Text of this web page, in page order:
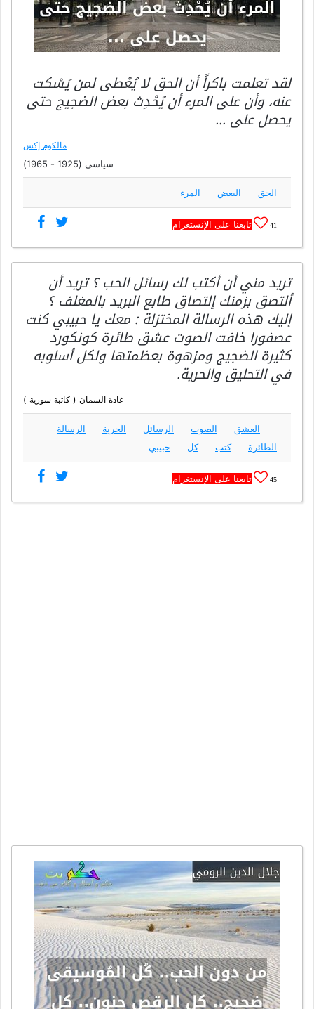
لقد تعلمت باكراً أن الحق لا يُعْطى لمن يَسْكت
عنه، وأن على المرء أن يُحْدِث بعض الضجيج حتى
يحصل على …
مالكوم إكس
سياسي (1925 - 1965)
الحق البعض المرء
41 تابعنا على الإنستغرام
تريد مني أن أكتب لك رسائل الحب ؟ تريد أن
ألتصق بزمنك إلتصاق طابع البريد بالمغلف ؟
إليك هذه الرسالة المختزلة : معك يا حبيبي كنت
عصفورا خافت الصوت عشق طائرة كونكورد
كثيرة الضجيج ومزهوة بعظمتها ولكل أسلوبه
في التحليق والحرية.
غادة السمان ( كاتبة سورية )
العشق الصوت الرسائل الحرية
الرسالة
الطائرة
كتب كل حبيبي
45 تابعنا على الإنستغرام